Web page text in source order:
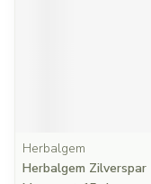
Herbalgem
Herbalgem Zilverspar